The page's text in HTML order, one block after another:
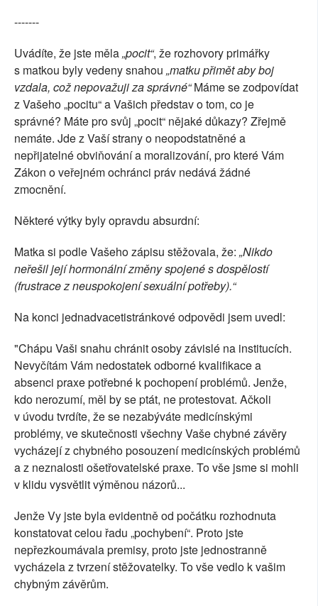
-------
Uvádíte, že jste měla„pocit“, že rozhovory primářky
s matkou byly vedeny snahou „matku přimět aby boj
vzdala, což nepovažuji za správné“Máme se zodpovídat
z Vašeho „pocitu“ a Vašich představ o tom, co je
správné? Máte pro svůj „pocit“ nějaké důkazy? Zřejmě
nemáte. Jde z Vaší strany o neopodstatněné a
nepřijatelné obviňování a moralizování, pro které Vám
Zákon o veřejném ochránci práv nedává žádné
zmocnění.
Některé výtky byly opravdu absurdní:
Matka si podle Vašeho zápisu stěžovala, že: „Nikdo
neřešil její hormonální změny spojené s dospělostí
(frustrace z neuspokojení sexuální potřeby).“
Na konci jednadvacetistránkové odpovědi jsem uvedl:
"Chápu Vaši snahu chránit osoby závislé na institucích.
Nevyčítám Vám nedostatek odborné kvalifikace a
absenci praxe potřebné k pochopení problémů. Jenže,
kdo nerozumí, měl by se ptát, ne protestovat. Ačkoli
v úvodu tvrdíte, že se nezabýváte medicínskými
problémy, ve skutečnosti všechny Vaše chybné závěry
vycházejí z chybného posouzení medicínských problémů
a z neznalosti ošetřovatelské praxe. To vše jsme si mohli
v klidu vysvětlit výměnou názorů...
Jenže Vy jste byla evidentně od počátku rozhodnuta
konstatovat celou řadu „pochybení“. Proto jste
nepřezkoumávala premisy, proto jste jednostranně
vycházela z tvrzení stěžovatelky. To vše vedlo k vašim
chybným závěrům.